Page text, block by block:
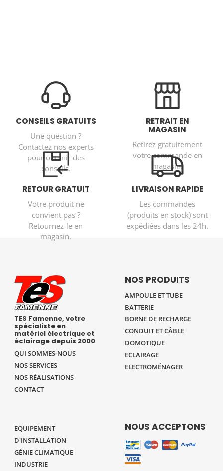
CONSEILS GRATUITS
Une question ?
Contactez nos experts
pour obtenir des
conseils.
RETRAIT EN
MAGASIN
Retirez gratuitement
votre commande en
magasin.
RETOUR GRATUIT
Votre produit ne
convient pas ?
Retournez-le en
magasin.
LIVRAISON RAPIDE
Les commandes
(produits en stock) sont
expédiées dans les 24h.
TES Famenne, votre
spécialiste en
matériel électrique et
éclairage depuis 2000
QUI SOMMES-NOUS
NOS SERVICES
NOS RÉALISATIONS
CONTACT
NOS PRODUITS
AMPOULE ET TUBE
BATTERIE
BORNE DE RECHARGE
CONDUIT ET CÂBLE
DOMOTIQUE
ECLAIRAGE
ELECTROMÉNAGER
EQUIPEMENT
D'INSTALLATION
GÉNIE CLIMATIQUE
INDUSTRIE
NOUS ACCEPTONS